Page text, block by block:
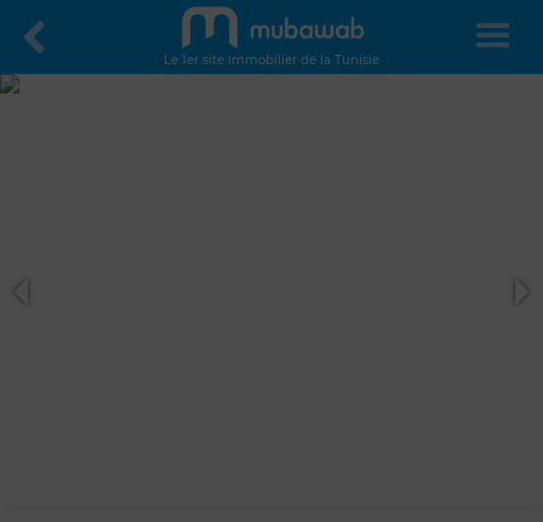
Le 1er site immobilier de la Tunisie